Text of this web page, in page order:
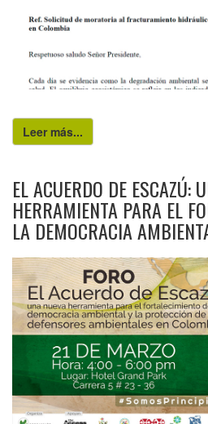
Leer más...
EL ACUERDO DE ESCAZÚ:
HERRAMIENTA PARA EL
LA DEMOCRACIA